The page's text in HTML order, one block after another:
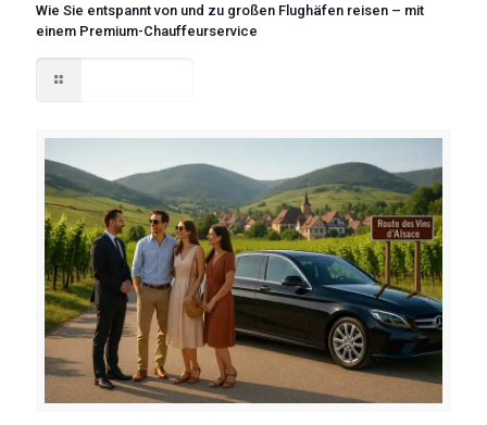
Wie Sie entspannt von und zu großen Flughäfen reisen – mit
einem Premium-Chauffeurservice